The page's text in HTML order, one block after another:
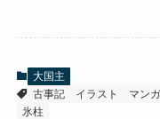
大国主
古事記
イラスト マンガ
氷柱